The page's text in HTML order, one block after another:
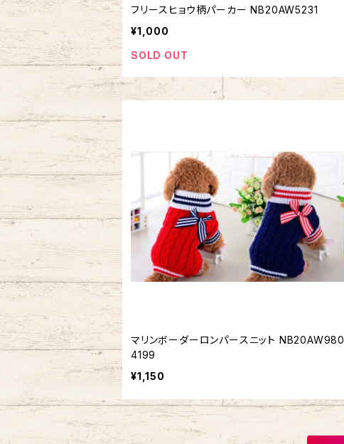
フリースヒョウ柄パーカー NB20AW5231
¥1,000
SOLD OUT
マリンボーダーロンパースニット NB20AW980
4199
¥1,150